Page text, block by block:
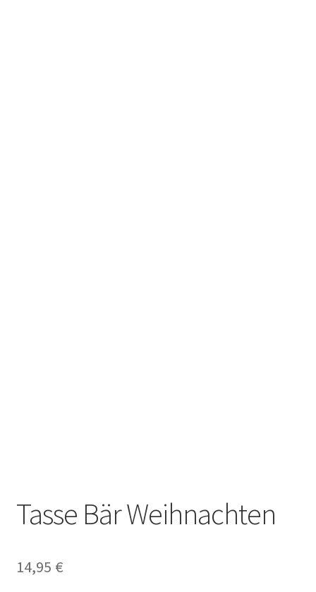
Tasse Bär Weihnachten
14,95 €